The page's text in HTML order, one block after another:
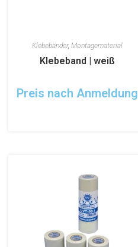
Klebebänder,Montagematerial
Klebeband | weiß
Preis nach Anmeldung